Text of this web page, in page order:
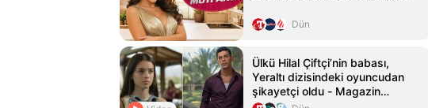
Dün
Ülkü Hilal Çiftçi’nin babası,
Yeraltı dizisindeki oyuncudan
şikayetçi oldu - Magazin
Haberleri